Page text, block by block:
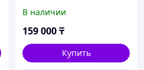
В наличии
159 000₸
Купить